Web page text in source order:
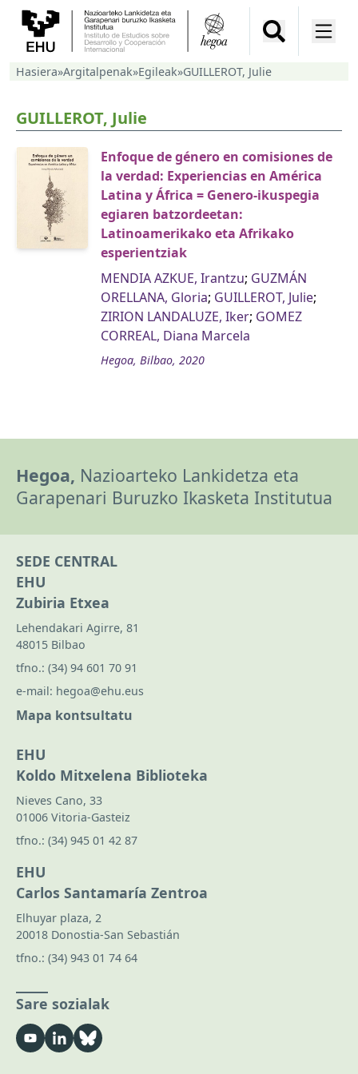
Hasiera»Argitalpenak»Egileak»GUILLEROT, Julie
GUILLEROT, Julie
Enfoque de género en comisiones de
la verdad: Experiencias en América
Latina y África = Genero-ikuspegia
egiaren batzordeetan:
Latinoamerikako eta Afrikako
esperientziak
MENDIA AZKUE, Irantzu; GUZMÁN
ORELLANA, Gloria; GUILLEROT, Julie;
ZIRION LANDALUZE, Iker; GOMEZ
CORREAL, Diana Marcela
Hegoa, Bilbao, 2020
Hegoa, Nazioarteko Lankidetza eta
Garapenari Buruzko Ikasketa Institutua
SEDE CENTRAL
EHU
Zubiria Etxea
Lehendakari Agirre, 81
48015 Bilbao
tfno.: (34) 94 601 70 91
e-mail: hegoa@ehu.eus
Mapa kontsultatu
EHU
Koldo Mitxelena Biblioteka
Nieves Cano, 33
01006 Vitoria-Gasteiz
tfno.: (34) 945 01 42 87
EHU
Carlos Santamaría Zentroa
Elhuyar plaza, 2
20018 Donostia-San Sebastián
tfno.: (34) 943 01 74 64
Sare sozialak